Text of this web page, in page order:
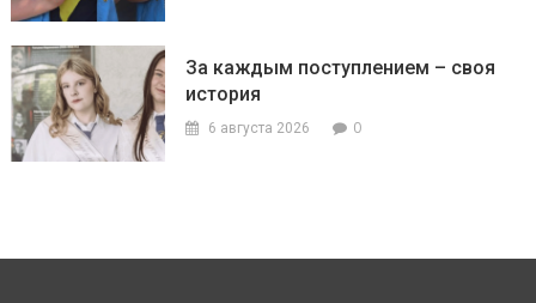
За каждым поступлением – своя
история
6 августа 2026 0